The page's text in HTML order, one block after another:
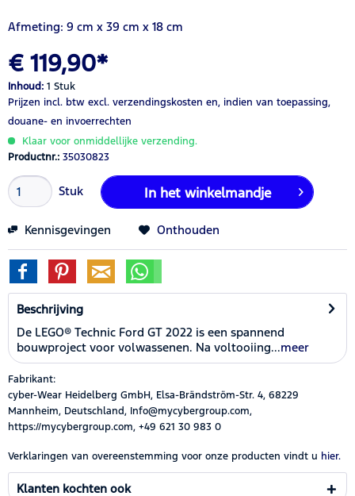
Afmeting: 9 cm x 39 cm x 18 cm
€ 119,90*
Inhoud: 1 Stuk
Prijzen incl. btw excl. verzendingskosten en, indien van toepassing,
douane- en invoerrechten
Klaar voor onmiddellijke verzending.
Productnr.: 35030823
Stuk In het winkelmandje
Kennisgevingen Onthouden
Beschrijving
De LEGO® Technic Ford GT 2022 is een spannend
bouwproject voor volwassenen. Na voltooiing...meer
Fabrikant:
cyber-Wear Heidelberg GmbH, Elsa-Brändström-Str. 4, 68229
Mannheim, Deutschland, Info@mycybergroup.com,
https://mycybergroup.com, +49 621 30 983 0
Verklaringen van overeenstemming voor onze producten vindt u hier.
Klanten kochten ook